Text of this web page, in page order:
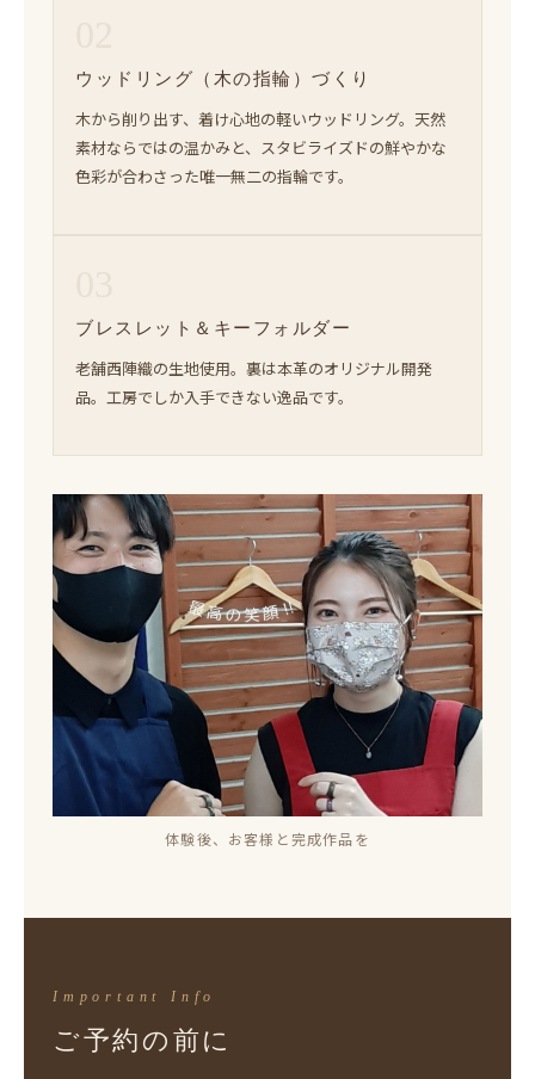
ウッドリング（木の指輪）づくり
木から削り出す、着け心地の軽いウッドリング。天然
素材ならではの温かみと、スタビライズドの鮮やかな
色彩が合わさった唯一無二の指輪です。
ブレスレット＆キーフォルダー
老舗西陣織の生地使用。裏は本革のオリジナル開発
品。工房でしか入手できない逸品です。
体験後、お客様と完成作品を
Important Info
ご予約の前に